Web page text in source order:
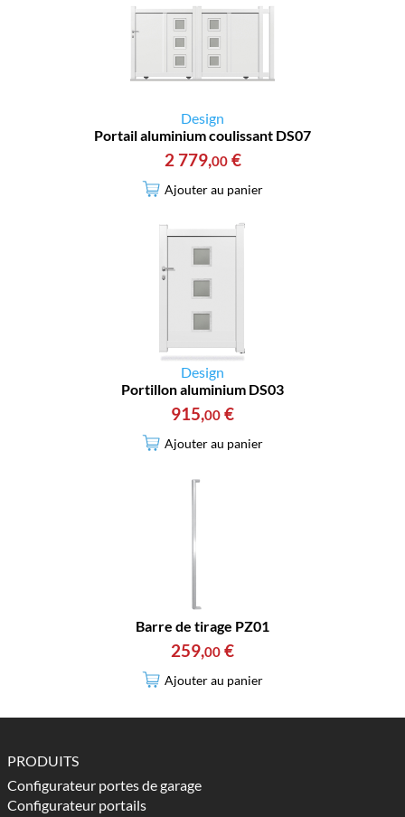
Design
Portail aluminium coulissant DS07
2 779,00 €
Ajouter au panier
Design
Portillon aluminium DS03
915,00 €
Ajouter au panier
Barre de tirage PZ01
259,00 €
Ajouter au panier
PRODUITS
Configurateur portes de garage
Configurateur portails